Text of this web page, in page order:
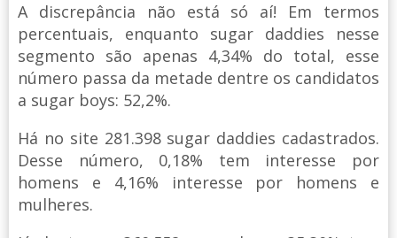
A discrepância não está só aí! Em termos
percentuais, enquanto sugar daddies nesse
segmento são apenas 4,34% do total, esse
número passa da metade dentre os candidatos
a sugar boys: 52,2%.
Há no site 281.398 sugar daddies cadastrados.
Desse número, 0,18% tem interesse por
homens e 4,16% interesse por homens e
mulheres.